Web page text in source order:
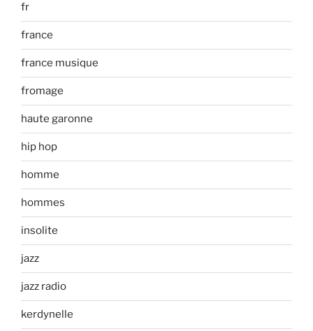
fr
france
france musique
fromage
haute garonne
hip hop
homme
hommes
insolite
jazz
jazz radio
kerdynelle